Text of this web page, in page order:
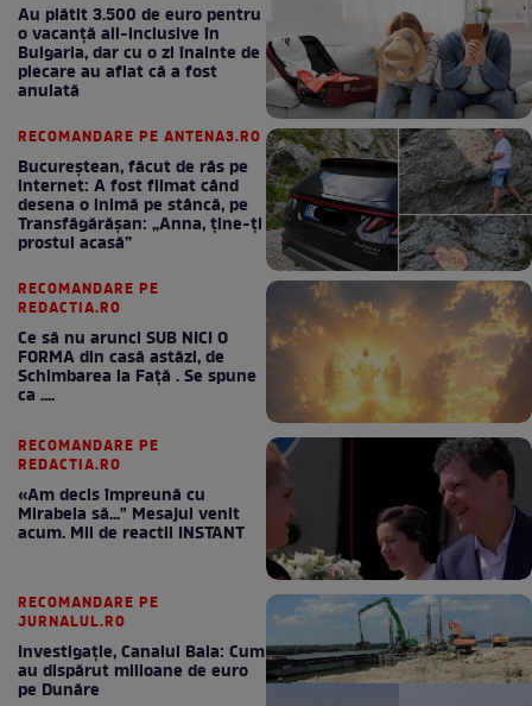
Au plătit 3.500 de euro pentru
o vacanță all-inclusive în
Bulgaria, dar cu o zi înainte de
plecare au aflat că a fost
anulată
RECOMANDARE PE ANTENA3.RO
Bucureștean, făcut de râs pe
internet: A fost filmat când
desena o inimă pe stâncă, pe
Transfăgărășan: „Anna, ține-ți
prostul acasă”
RECOMANDARE PE
REDACTIA.RO
Ce să nu arunci SUB NICI O
FORMA din casă astăzi, de
Schimbarea la Față . Se spune
ca ....
RECOMANDARE PE
REDACTIA.RO
«Am decis împreună cu
Mirabela să..." Mesajul venit
acum. Mii de reactii INSTANT
RECOMANDARE PE
JURNALUL.RO
Investigație, Canalul Bala: Cum
au dispărut milioane de euro
pe Dunăre